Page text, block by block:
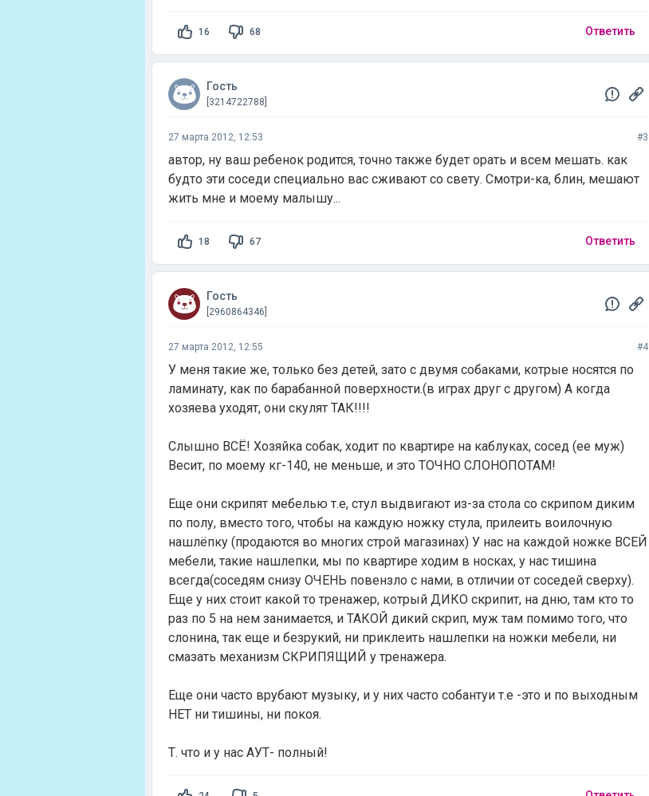
16 68 Ответить
Гость
[3214722788]
27 марта 2012, 12:53 #3
автор, ну ваш ребенок родится, точно также будет орать и всем мешать. как
будто эти соседи специально вас сживают со свету. Смотри-ка, блин, мешают
жить мне и моему малышу...
18 67 Ответить
Гость
[2960864346]
27 марта 2012, 12:55 #4
У меня такие же, только без детей, зато с двумя собаками, котрые носятся по
ламинату, как по барабанной поверхности.(в играх друг с другом) А когда
хозяева уходят, они скулят ТАК!!!!
Слышно ВСЁ! Хозяйка собак, ходит по квартире на каблуках, сосед (ее муж)
Весит, по моему кг-140, не меньше, и это ТОЧНО СЛОНОПОТАМ!
Еще они скрипят мебелью т.е, стул выдвигают из-за стола со скрипом диким
по полу, вместо того, чтобы на каждую ножку стула, прилеить воилочную
нашлёпку (продаются во многих строй магазинах) У нас на каждой ножке ВСЕЙ
мебели, такие нашлепки, мы по квартире ходим в носках, у нас тишина
всегда(соседям снизу ОЧЕНЬ повензло с нами, в отличии от соседей сверху).
Еще у них стоит какой то тренажер, котрый ДИКО скрипит, на дню, там кто то
раз по 5 на нем занимается, и ТАКОЙ дикий скрип, муж там помимо того, что
слонина, так еще и безрукий, ни приклеить нашлепки на ножки мебели, ни
смазать механизм СКРИПЯЩИЙ у тренажера.
Еще они часто врубают музыку, и у них часто собантуи т.е -это и по выходным
НЕТ ни тишины, ни покоя.
Т. что и у нас АУТ- полный!